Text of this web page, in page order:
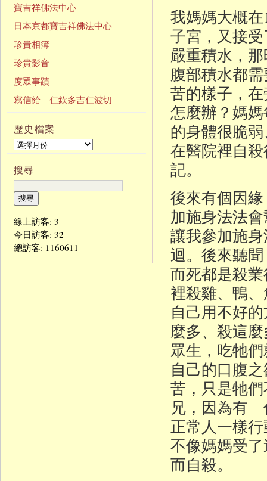
我媽媽大概
子宮，又接
嚴重積水，
腹部積水都
苦的樣子，
怎麼辦？媽
的身體很脆
在醫院裡自
記。
後來有個因
加施身法法
讓我參加施
迴。後來聽
而死都是殺
裡殺雞、鴨
自己用不好
麼多、殺這
眾生，吃牠
自己的口腹
苦，只是牠
兄，因為有
正常人一樣
不像媽媽受
而自殺。
寶吉祥佛法中心
日本京都寶吉祥佛法中心
珍貴相簿
珍貴影音
度眾事蹟
寫信給 仁欽多吉仁波切
歷史檔案
搜尋
線上訪客: 3
今日訪客: 32
總訪客: 1160611